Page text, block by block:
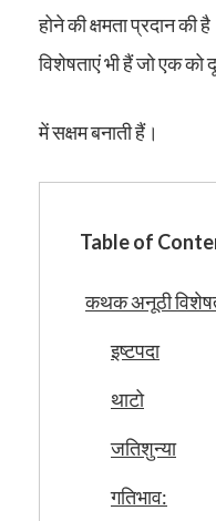
होने की क्षमता प्रदान की
विशेषताएं भी हैं जो एक
में सक्षम बनाती हैं।
Table of
कथक अनूठी
इष्टपदा
थाटो
जतिशुन्या
गतिभाव: